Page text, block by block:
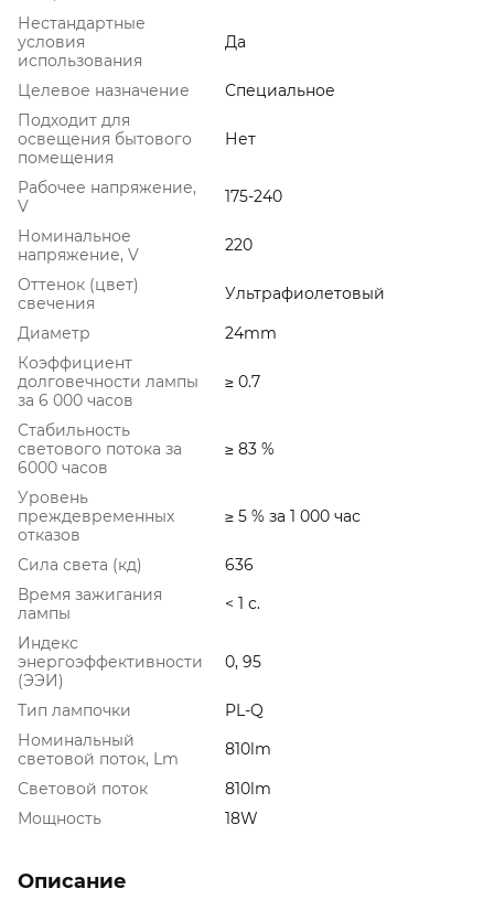
Нестандартные
условия
использования
Да
Целевое назначение
Специальное
Подходит для
освещения бытового
помещения
Нет
Рабочее напряжение,
V
175-240
Номинальное
напряжение, V
220
Оттенок (цвет)
свечения
Ультрафиолетовый
Диаметр
24mm
Коэффициент
долговечности лампы
за 6 000 часов
≥ 0.7
Стабильность
светового потока за
6000 часов
≥ 83 %
Уровень
преждевременных
отказов
≥ 5 % за 1 000 час
Сила света (кд)
636
Время зажигания
лампы
< 1 с.
Индекс
энергоэффективности
(ЭЭИ)
0, 95
Тип лампочки
PL-Q
Номинальный
световой поток, Lm
810lm
Световой поток
810lm
Мощность
18W
Описание